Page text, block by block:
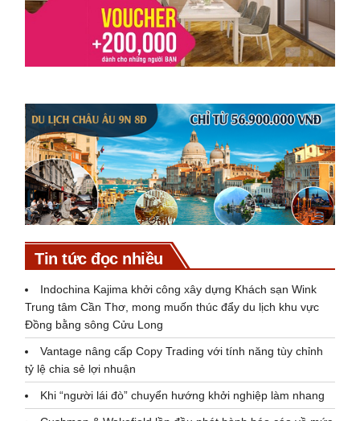
Tin tức đọc nhiều
Indochina Kajima khởi công xây dựng Khách sạn Wink
Trung tâm Cần Thơ, mong muốn thúc đẩy du lịch khu vực
Đồng bằng sông Cửu Long
Vantage nâng cấp Copy Trading với tính năng tùy chỉnh
tỷ lệ chia sẻ lợi nhuận
Khi “người lái đò” chuyển hướng khởi nghiệp làm nhang